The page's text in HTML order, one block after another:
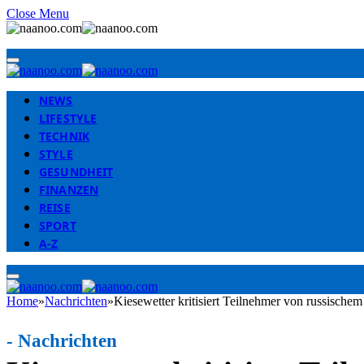
Close Menu
NEWS
LIFESTYLE
TECHNIK
STYLE
GESUNDHEIT
FINANZEN
REISE
SPORT
A-Z
Home»Nachrichten»Kiesewetter kritisiert Teilnehmer von
- Nachrichten